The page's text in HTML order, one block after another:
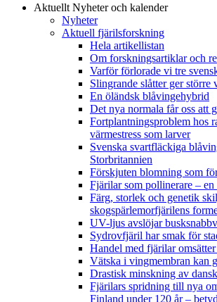
Aktuellt Nyheter och kalender
Nyheter
Aktuell fjärilsforskning
Hela artikellistan
Om forskningsartiklar och
Varför förlorade vi tre
Slingrande slåtter ger större
En öländsk blåvingehybrid
Det nya normala får oss att
Fortplantningsproblem hos
värmestress som larver
Svenska svartfläckiga
Storbritannien
Förskjuten blomning som
Fjärilar som pollinerare – en
Färg, storlek och genetik
skogspärlemorfjärilens
UV-ljus avslöjar
Sydrovfjäril har smak för
Handel med fjärilar
Vätska i vingmembran kan
Drastisk minskning av
Fjärilars spridning till nya
Finland under 120 år–